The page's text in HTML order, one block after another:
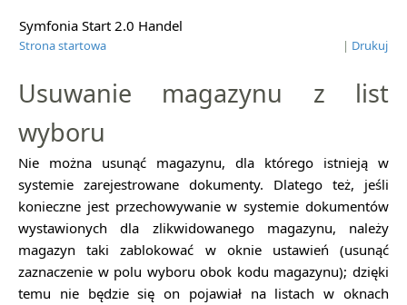
Symfonia Start 2.0 Handel
Strona startowa | Drukuj
Usuwanie magazynu z list
wyboru
Nie można usunąć magazynu, dla którego istnieją w
systemie zarejestrowane dokumenty. Dlatego też, jeśli
konieczne jest przechowywanie w systemie dokumentów
wystawionych dla zlikwidowanego magazynu, należy
magazyn taki zablokować w oknie ustawień (usunąć
zaznaczenie w polu wyboru obok kodu magazynu); dzięki
temu nie będzie się on pojawiał na listach w oknach